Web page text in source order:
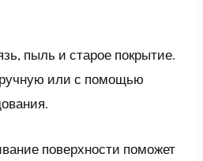
пыль и старое покрытие.
или с помощью
поверхности поможет